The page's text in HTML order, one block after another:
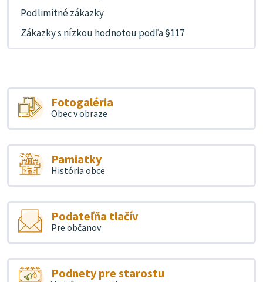
Podlimitné zákazky
Zákazky s nízkou hodnotou podľa §117
Fotogaléria
Obec v obraze
Pamiatky
História obce
Podateľňa tlačív
Pre občanov
Podnety pre starostu